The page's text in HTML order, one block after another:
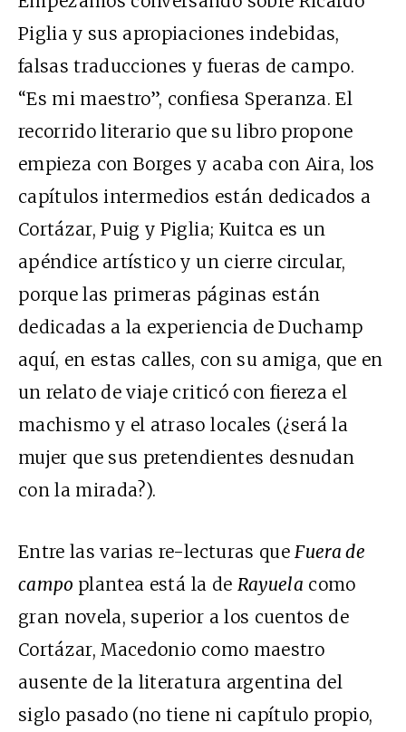
Piglia y sus apropiaciones indebidas,
falsas traducciones y fueras de campo.
“Es mi maestro”, confiesa Speranza. El
recorrido literario que su libro propone
empieza con Borges y acaba con Aira, los
capítulos intermedios están dedicados a
Cortázar, Puig y Piglia; Kuitca es un
apéndice artístico y un cierre circular,
porque las primeras páginas están
dedicadas a la experiencia de Duchamp
aquí, en estas calles, con su amiga, que en
un relato de viaje criticó con fiereza el
machismo y el atraso locales (¿será la
mujer que sus pretendientes desnudan
con la mirada?).
Entre las varias re-lecturas que Fuera de
campo plantea está la de Rayuela como
gran novela, superior a los cuentos de
Cortázar, Macedonio como maestro
ausente de la literatura argentina del
siglo pasado (no tiene ni capítulo propio,